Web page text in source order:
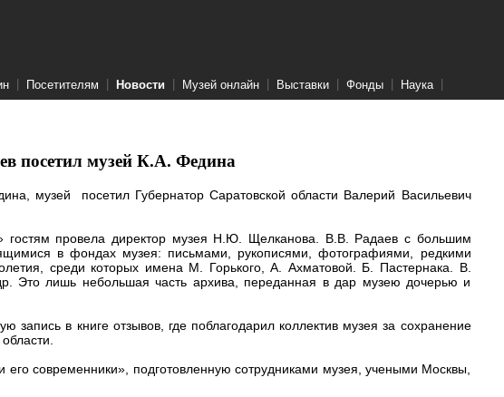
Посетителям Новости Музей онлайн Выставки Фонды Наука
посетил музей К.А. Федина
музей посетил Губернатор Саратовской области Валерий Васильевич
гостям провела директор музея Н.Ю. Щелканова. В.В. Радаев с большим
в фондах музея: письмами, рукописями, фотографиями, редкими
среди которых имена М. Горького, А. Ахматовой. Б. Пастернака. В.
Это лишь небольшая часть архива, переданная в дар музею дочерью и
запись в книге отзывов, где поблагодарил коллектив музея за сохранение
современники», подготовленную сотрудниками музея, учеными Москвы,